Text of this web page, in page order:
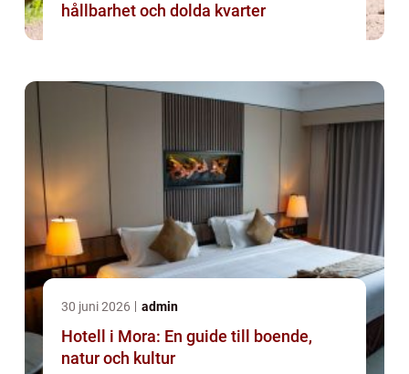
hållbarhet och dolda kvarter
30 juni 2026 admin
Hotell i Mora: En guide till boende,
natur och kultur